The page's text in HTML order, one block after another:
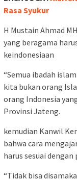
Rasa Syukur
H Mustain Ahmad
yang beragama
keindonesiaan
“Semua ibadah
kita bukan orang
orang Indonesia
Provinsi Jateng.
kemudian Kanwil
bahwa cara
harus sesuai
“Tidak bisa